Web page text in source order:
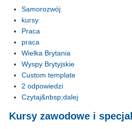
Samorozwój
kursy
Praca
praca
Wielka Brytania
Wyspy Brytyjskie
Custom template
2 odpowiedzi
Czytaj&nbsp;dalej
Kursy zawodowe i